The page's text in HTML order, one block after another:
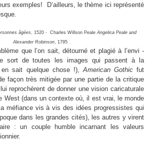
exemples!
D’ailleurs, le thème ici représenté
âgées, 1520 - Charles Willson PealeAngelica Peale and
Alexander Robinson, 1795
que l’on sait, détourné et plagié à l’envi -
sort de toutes les images qui passent à la
en sait quelque chose !),American Gothicfut
façon très mitigée par une partie de la critique
reprochèrent de donner une vision caricaturale
West (dans un contexte où, il est vrai, le monde
méfiance vis à vis des idées progressistes qui
dans les grandes cités), les autres y virent
: un couple humble incarnant les valeurs